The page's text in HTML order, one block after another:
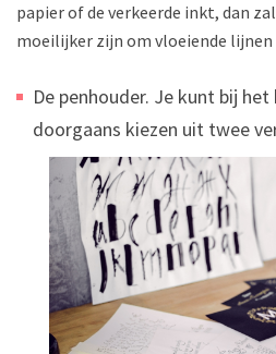
papier of de verkeerde inkt, dan
moeilijker zijn om vloeiende
De penhouder. Je kunt bij
doorgaans kiezen uit twee